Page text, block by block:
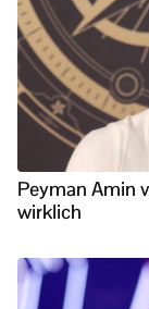
Peyman Amin
wirklich